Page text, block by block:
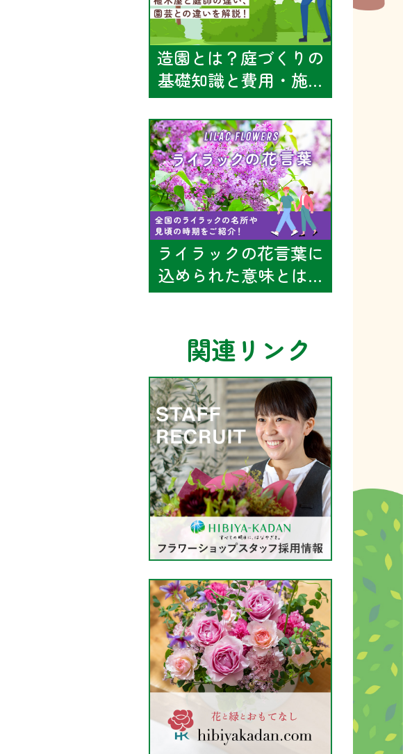
造園とは？庭づくりの
基礎知識と費用・施…
ライラックの花言葉に
込められた意味とは…
関連リンク